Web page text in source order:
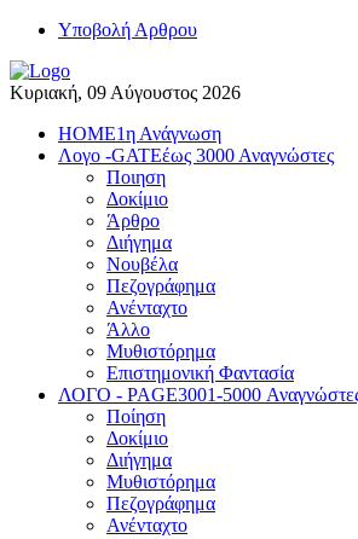
Yποβολή Αρθρου
Κυριακή, 09 Αύγουστος 2026
HOME1η Ανάγνωση
Λογο -GATEέως 3000 Αναγνώστες
Ποιηση
Δοκίμιο
Άρθρο
Διήγημα
Νουβέλα
Πεζογράφημα
Ανένταχτο
Άλλο
Μυθιστόρημα
Επιστημονική Φαντασία
ΛΟΓΟ - PAGE3001-5000
Ποίηση
Δοκίμιο
Διήγημα
Μυθιστόρημα
Πεζογράφημα
Ανένταχτο